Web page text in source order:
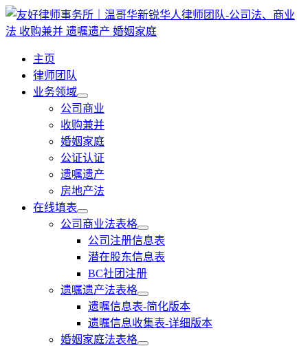
跳
至
主页
律师团队
业务领域
公司商业
收购兼并
婚姻家庭
公证认证
遗嘱遗产
房地产法
在线填表
公司商业法表格
公司注册信息表
潜在股东信息表
BC社团注册
遗嘱遗产法表格
遗嘱信息表-简化版本
遗嘱信息收集表-详细版本
婚姻家庭法表格